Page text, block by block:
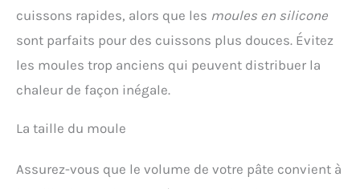
cuissons rapides, alors que les moules en silicone
sont parfaits pour des cuissons plus douces. Évitez
les moules trop anciens qui peuvent distribuer la
chaleur de façon inégale.
La taille du moule
Assurez-vous que le volume de votre pâte convient à